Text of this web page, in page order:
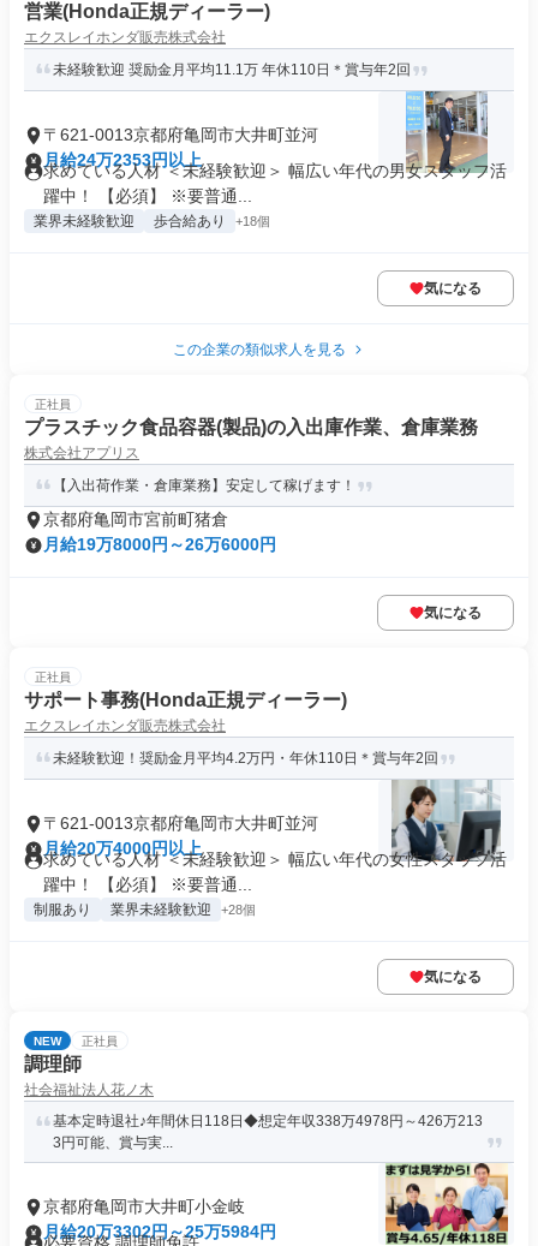
営業(Honda正規ディーラー)
エクスレイホンダ販売株式会社
未経験歓迎 奨励金月平均11.1万 年休110日＊賞与年2回
〒621-0013京都府亀岡市大井町並河
月給24万2353円以上
求めている人材 ＜未経験歓迎＞ 幅広い年代の男女スタッフ活
躍中！ 【必須】 ※要普通...
業界未経験歓迎 歩合給あり +18個
気になる
この企業の類似求人を見る
正社員
プラスチック食品容器(製品)の入出庫作業、倉庫業務
株式会社アプリス
【入出荷作業・倉庫業務】安定して稼げます！
京都府亀岡市宮前町猪倉
月給19万8000円～26万6000円
気になる
正社員
サポート事務(Honda正規ディーラー)
エクスレイホンダ販売株式会社
未経験歓迎！奨励金月平均4.2万円・年休110日＊賞与年2回
〒621-0013京都府亀岡市大井町並河
月給20万4000円以上
求めている人材 ＜未経験歓迎＞ 幅広い年代の女性スタッフ活
躍中！ 【必須】 ※要普通...
制服あり 業界未経験歓迎 +28個
気になる
NEW 正社員
調理師
社会福祉法人花ノ木
基本定時退社♪年間休日118日◆想定年収338万4978円～426万213
3円可能、賞与実...
京都府亀岡市大井町小金岐
月給20万3302円～25万5984円